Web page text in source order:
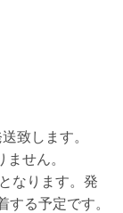
致します。
せん。
なります。発
る予定です。